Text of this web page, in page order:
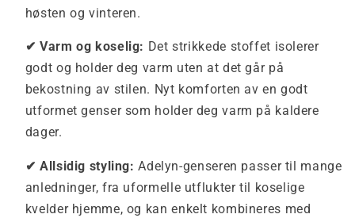
høsten og vinteren.
✔ Varm og koselig: Det strikkede stoffet isolerer
godt og holder deg varm uten at det går på
bekostning av stilen. Nyt komforten av en godt
utformet genser som holder deg varm på kaldere
dager.
✔ Allsidig styling: Adelyn-genseren passer til mange
anledninger, fra uformelle utflukter til koselige
kvelder hjemme, og kan enkelt kombineres med